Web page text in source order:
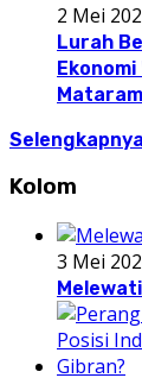
2 Mei
Lurah
Selengkapnya
Kolom
3 Mei